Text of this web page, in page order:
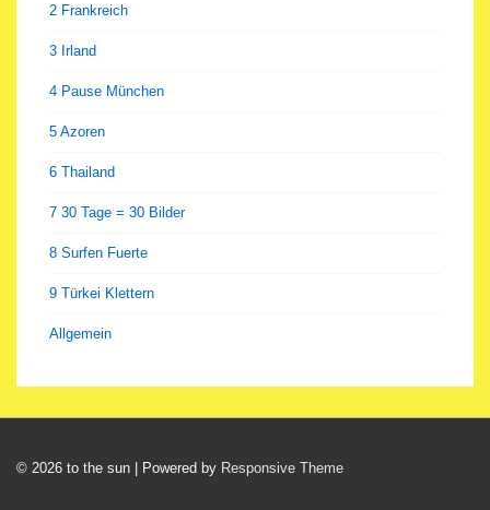
2 Frankreich
3 Irland
4 Pause München
5 Azoren
6 Thailand
7 30 Tage = 30 Bilder
8 Surfen Fuerte
9 Türkei Klettern
Allgemein
© 2026 to the sun | Powered by Responsive Theme